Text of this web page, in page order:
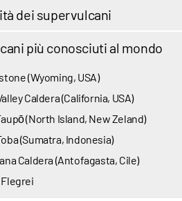
dei supervulcani
più conosciuti al mondo
(Wyoming, USA)
Caldera (California, USA)
(North Island, New Zeland)
(Sumatra, Indonesia)
Caldera (Antofagasta, Cile)
Flegrei